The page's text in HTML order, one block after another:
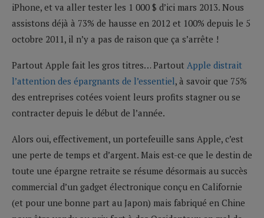
iPhone, et va aller tester les 1 000 $ d’ici mars 2013. Nous
assistons déjà à 73% de hausse en 2012 et 100% depuis le 5
octobre 2011, il n’y a pas de raison que ça s’arrête !
Partout Apple fait les gros titres… Partout Apple distrait
l’attention des épargnants de l’essentiel, à savoir que 75%
des entreprises cotées voient leurs profits stagner ou se
contracter depuis le début de l’année.
Alors oui, effectivement, un portefeuille sans Apple, c’est
une perte de temps et d’argent. Mais est-ce que le destin de
toute une épargne retraite se résume désormais au succès
commercial d’un gadget électronique conçu en Californie
(et pour une bonne part au Japon) mais fabriqué en Chine